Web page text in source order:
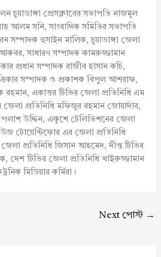
চুয়াডাঙ্গা প্রেসক্লাবের সভাপতি নাজমুল
আলম সনি, সাংবাদিক সমিতির সভাপতি
সম্পাদক হুসাইন মালিক, চুয়াডাঙ্গা জেলা
আকবর, সাধারণ সম্পাদক কামরুজ্জামান
প্রধান সম্পাদক রাজীব হাসান কচি,
সম্পাদক ও প্রকাশক বিপুল আশরাফ,
রহমান, একাত্তর টিভির জেলা প্রতিনিধি এম
প্রতিনিধি মফিজুর রহমান জোয়ার্দার,
পলাশ উদ্দিন, একুশে টেলিভিশনের জেলা
টোয়েন্টিফোর এর জেলা প্রতিনিধি
প্রতিনিধি জিসান আহমেদ, দীপ্ত টিভির
দেশ টিভির জেলা প্রতিনিধি খাইরুজ্জামান
মিডিয়ার কর্মিরা।
Next পোস্ট →